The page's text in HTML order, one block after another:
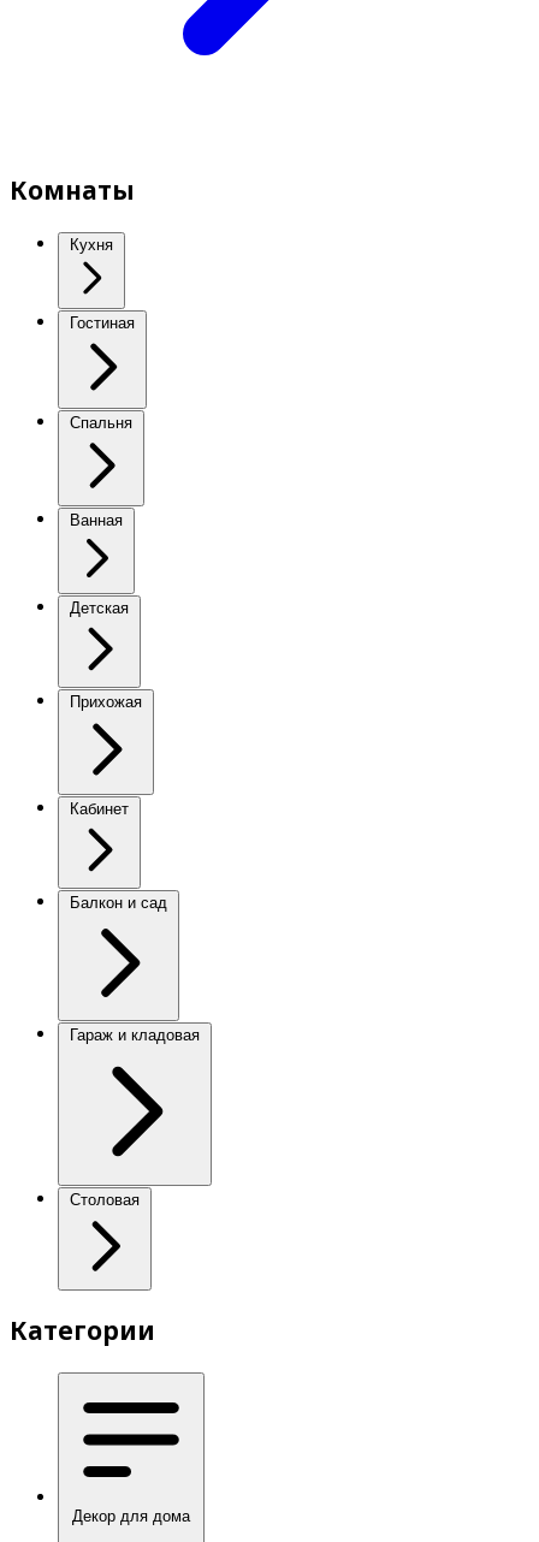
Комнаты
Кухня
Гостиная
Спальня
Ванная
Детская
Прихожая
Кабинет
Балкон и сад
Гараж и кладовая
Столовая
Категории
Декор для дома